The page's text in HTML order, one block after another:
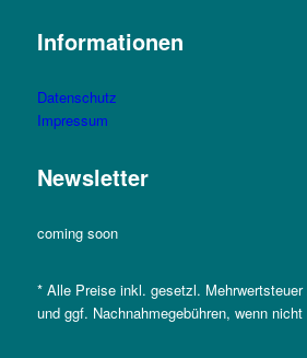
Informationen
Datenschutz
Impressum
Newsletter
coming soon
* Alle Preise inkl. gesetzl.
und ggf. Nachnahmegebühren, wenn